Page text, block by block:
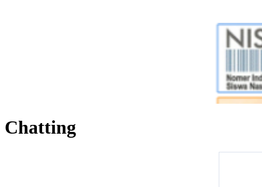
Chatting